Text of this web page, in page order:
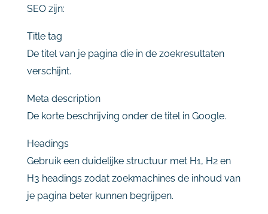
SEO zijn:
Title tag
De titel van je pagina die in de zoekresultaten
verschijnt.
Meta description
De korte beschrijving onder de titel in Google.
Headings
Gebruik een duidelijke structuur met H1, H2 en
H3 headings zodat zoekmachines de inhoud van
je pagina beter kunnen begrijpen.